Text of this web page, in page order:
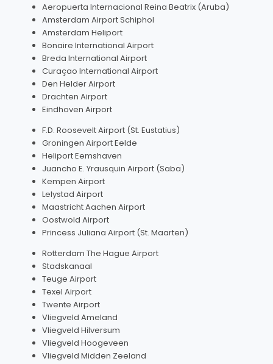
Aeropuerta Internacional Reina Beatrix (Aruba)
Amsterdam Airport Schiphol
Amsterdam Heliport
Bonaire International Airport
Breda International Airport
Curaçao International Airport
Den Helder Airport
Drachten Airport
Eindhoven Airport
F.D. Roosevelt Airport (St. Eustatius)
Groningen Airport Eelde
Heliport Eemshaven
Juancho E. Yrausquin Airport (Saba)
Kempen Airport
Lelystad Airport
Maastricht Aachen Airport
Oostwold Airport
Princess Juliana Airport (St. Maarten)
Rotterdam The Hague Airport
Stadskanaal
Teuge Airport
Texel Airport
Twente Airport
Vliegveld Ameland
Vliegveld Hilversum
Vliegveld Hoogeveen
Vliegveld Midden Zeeland